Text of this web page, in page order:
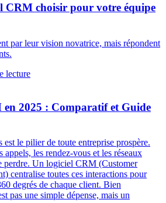
CRM choisir pour votre équipe
par leur vision novatrice, mais répondent
lecture
2025 : Comparatif et Guide
est le pilier de toute entreprise prospère.
appels, les rendez-vous et les réseaux
perdre. Un logiciel CRM (Customer
centralise toutes ces interactions pour
degrés de chaque client. Bien
pas une simple dépense, mais un